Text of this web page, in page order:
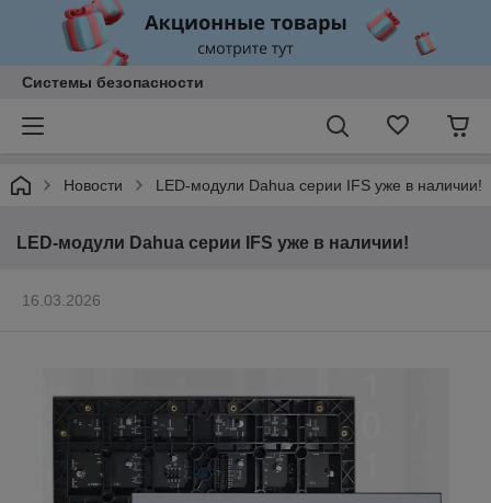
Системы безопасности
Новости LED-модули Dahua серии IFS уже в наличии!
LED-модули Dahua серии IFS уже в наличии!
16.03.2026